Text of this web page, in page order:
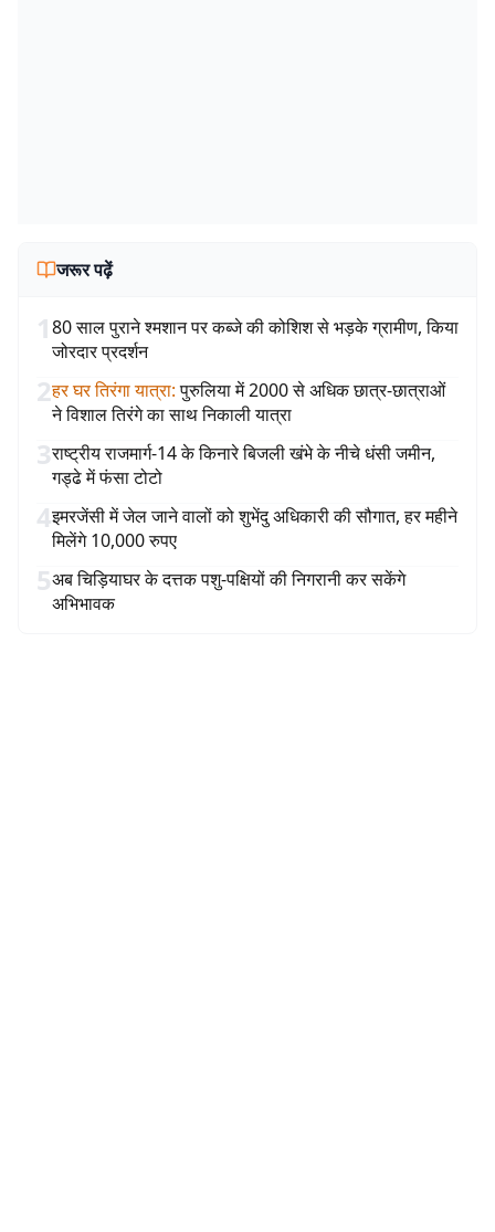
जरूर पढ़ें
180 साल पुराने श्मशान पर कब्जे की कोशिश से भड़के ग्रामीण, किया
जोरदार प्रदर्शन
2हर घर तिरंगा यात्रा: पुरुलिया में 2000 से अधिक छात्र-छात्राओं
ने विशाल तिरंगे का साथ निकाली यात्रा
3राष्ट्रीय राजमार्ग-14 के किनारे बिजली खंभे के नीचे धंसी जमीन,
गड्ढे में फंसा टोटो
4इमरजेंसी में जेल जाने वालों को शुभेंदु अधिकारी की सौगात, हर महीने
मिलेंगे 10,000 रुपए
5अब चिड़ियाघर के दत्तक पशु-पक्षियों की निगरानी कर सकेंगे
अभिभावक